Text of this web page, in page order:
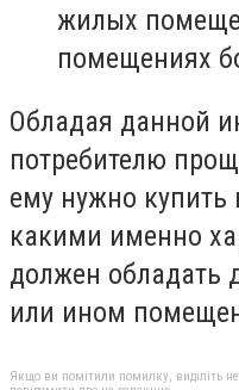
жилых
помещениях
Обладая данной
потребителю
ему нужно купить
какими именно
должен обладать
или ином
Якщо ви помітили помилку, виділіть